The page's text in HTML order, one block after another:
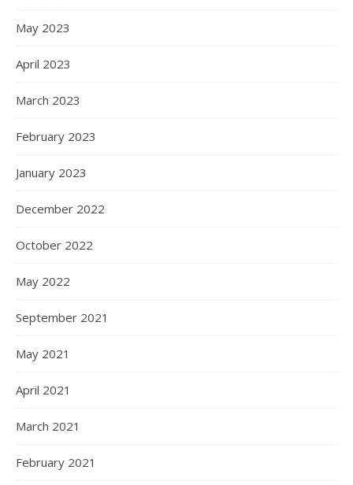
May 2023
April 2023
March 2023
February 2023
January 2023
December 2022
October 2022
May 2022
September 2021
May 2021
April 2021
March 2021
February 2021